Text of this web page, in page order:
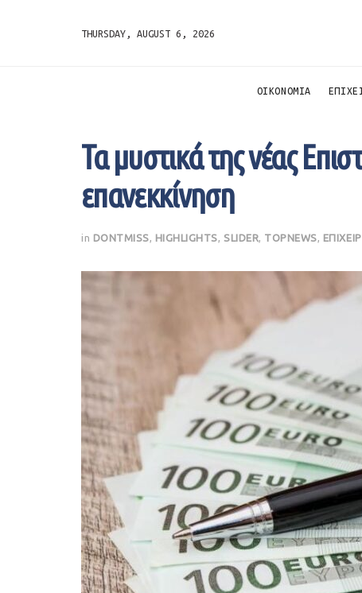
THURSDAY, AUGUST 6, 2026
ΟΙΚΟΝΟΜΙΑ
Τα μυστικά της νέας
επανεκκίνηση
in DONTMISS HIGHLIGHTS SLIDER TOPNEWS